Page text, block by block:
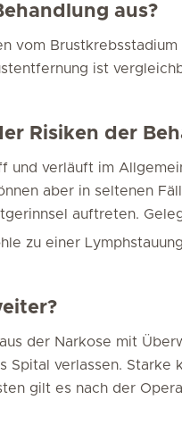
aus?
vom Brustkrebsstadium
ist
Risiken der
und verläuft im
aber in seltenen
auftreten.
zu einer
der Narkose mit
Spital verlassen. Starke
gilt es nach der